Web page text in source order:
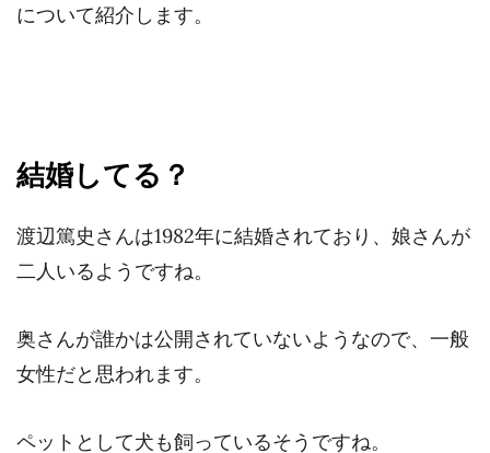
について紹介します。
結婚してる？
渡辺篤史さんは1982年に結婚されており、 娘さんが
二人いるようですね。
奥さんが誰かは公開されていないようなので、一般
女性だと思われます。
ペットとして犬も飼っているそうですね。